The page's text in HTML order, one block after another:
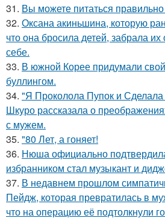
31. Вы можете питаться правильно
32. Оксана акиньшина, которую
что она бросила детей, забрала
себе.
33. В южной Корее придумали
буллингом.
34. "Я Проколола Пупок и
Шкуро рассказала о
с мужем.
35. "80 Лет, а гоняет!
36. Нюша официально
избранником стал музыкант и
37. В недавнем прошлом
Пейдж, которая превратилась в
что на операцию её подтолкнули